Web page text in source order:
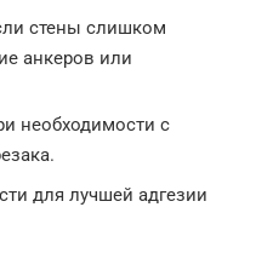
стены слишком
анкеров или
необходимости с
для лучшей адгезии